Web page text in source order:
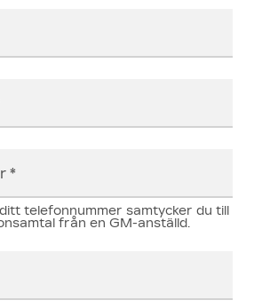
telefonnummer samtycker du till
från en GM-anställd.